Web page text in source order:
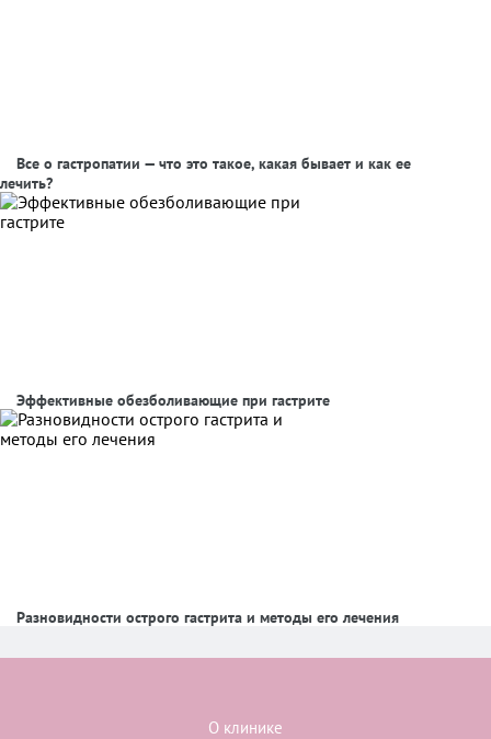
Все о гастропатии — что это такое, какая бывает и как ее
лечить?
Эффективные обезболивающие при гастрите
Разновидности острого гастрита и методы его лечения
О клинике